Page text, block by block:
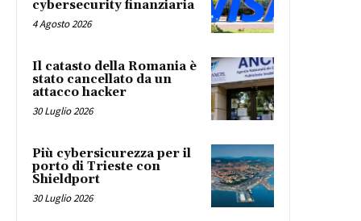
cybersecurity finanziaria
4 Agosto 2026
Il catasto della Romania è
stato cancellato da un
attacco hacker
30 Luglio 2026
Più cybersicurezza per il
porto di Trieste con
Shieldport
30 Luglio 2026